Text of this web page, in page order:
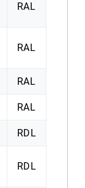
RAL
RAL
RAL
RAL
RDL
RDL